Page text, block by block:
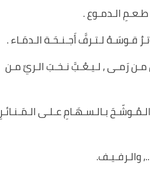
الـدمـوع .
قـوسَـهُ لـتـرفَّ أَجـنـحَـة الـدمَـاء .
مـن رَمـى , لـيـعُـبَّ نـخـبَ الـريِّ مـن
بـالـسـهَـامِ عـلـى الـمَـنـائـرِ
والـرفـيـف.